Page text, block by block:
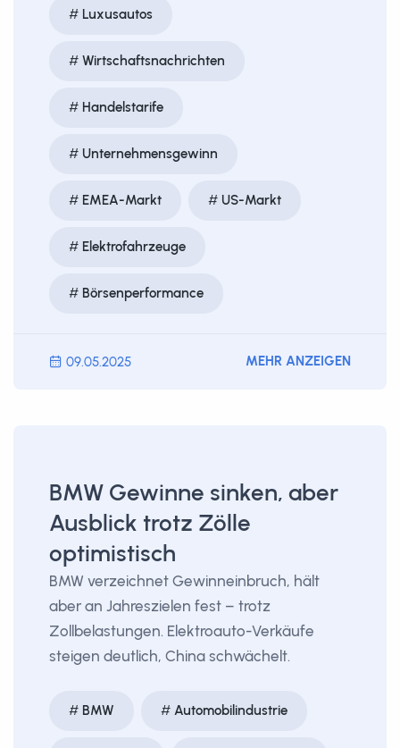
Luxusautos
Wirtschaftsnachrichten
Handelstarife
Unternehmensgewinn
EMEA-Markt US-Markt
Elektrofahrzeuge
Börsenperformance
09.05.2025 MEHR ANZEIGEN
BMW Gewinne sinken, aber
Ausblick trotz Zölle
optimistisch
BMW verzeichnet Gewinneinbruch, hält
aber an Jahreszielen fest – trotz
Zollbelastungen. Elektroauto-Verkäufe
steigen deutlich, China schwächelt.
BMW Automobilindustrie